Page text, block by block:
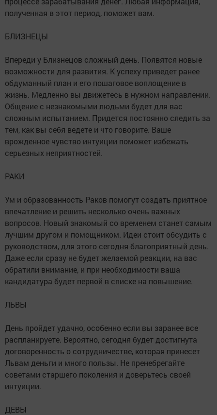
полученная в этот период, поможет вам.
БЛИЗНЕЦЫ
Впереди у Близнецов сложный день. Появятся новые
возможности для развития. К успеху приведет ранее
обдуманный план и его пошаговое воплощение в
жизнь. Медленно вы движетесь в нужном направлении.
Общение с незнакомыми людьми будет для вас
сложным испытанием. Придется постоянно следить за
тем, как вы себя ведете и что говорите. Ваше
врожденное чувство интуиции поможет избежать
серьезных неприятностей.
РАКИ
Ум и образованность Раков помогут создать приятное
впечатление и решить несколько очень важных
вопросов. Новый знакомый со временем станет самым
лучшим другом и помощником. Идеи стоит обсудить с
руководством, для этого сегодня благоприятный день.
Даже если сразу не будет желаемой реакции, на вас
обратили внимание, и при необходимости ваша
кандидатура будет первой в списке на повышение.
ЛЬВЫ
День пройдет удачно, особенно если вы заранее все
распланируете. Вероятно, сегодня будет достигнута
договоренность о сотрудничестве, которая принесет
Львам деньги и много пользы. Не пренебрегайте
советами старшего поколения и доверьтесь своей
интуиции.
ДЕВЫ